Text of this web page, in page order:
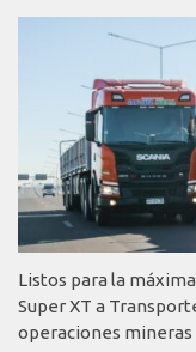
Listos para la
Super XT a
operaciones mineras